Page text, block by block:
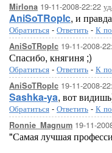
Mirlona 19-11-2008-22:22
AniSoTRopIc, и
Обратиться - Ответить - К
AniSoTRopIc 19-11-2008-
Спасибо, княгиня ;)
Обратиться - Ответить - К
AniSoTRopIc 19-11-2008-
Sashka-ya, вот
Обратиться - Ответить - К
Ronnie_Magnum 19-11-
"Самая лучшая